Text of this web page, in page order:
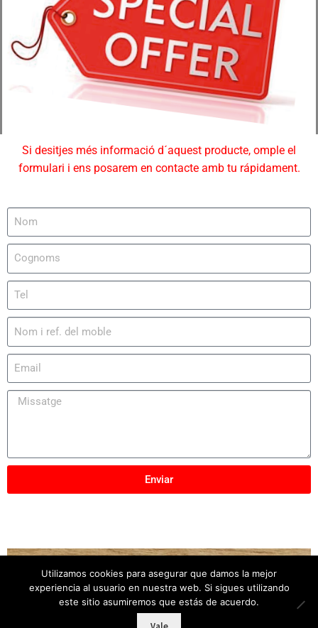
Si desitjes més informació d´aquest producte, omple el
formulari i ens posarem en contacte amb tu rápidament.
Enviar
Copyright © 2025 Mobles Elber – Tots els drets
reservats
Utilizamos cookies para asegurar que damos la mejor
experiencia al usuario en nuestra web. Si sigues utilizando
este sitio asumiremos que estás de acuerdo.